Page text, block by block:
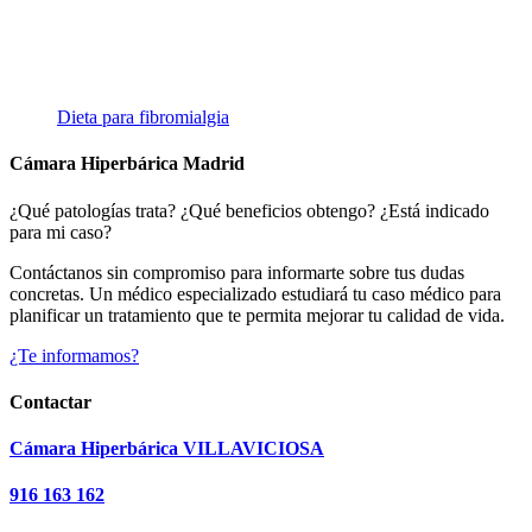
Dieta para fibromialgia
Cámara Hiperbárica Madrid
¿Qué patologías trata? ¿Qué beneficios obtengo? ¿Está indicado
para mi caso?
Contáctanos sin compromiso para informarte sobre tus dudas
concretas. Un médico especializado estudiará tu caso médico para
planificar un tratamiento que te permita mejorar tu calidad de vida.
¿Te informamos?
Contactar
Cámara Hiperbárica VILLAVICIOSA
916 163 162